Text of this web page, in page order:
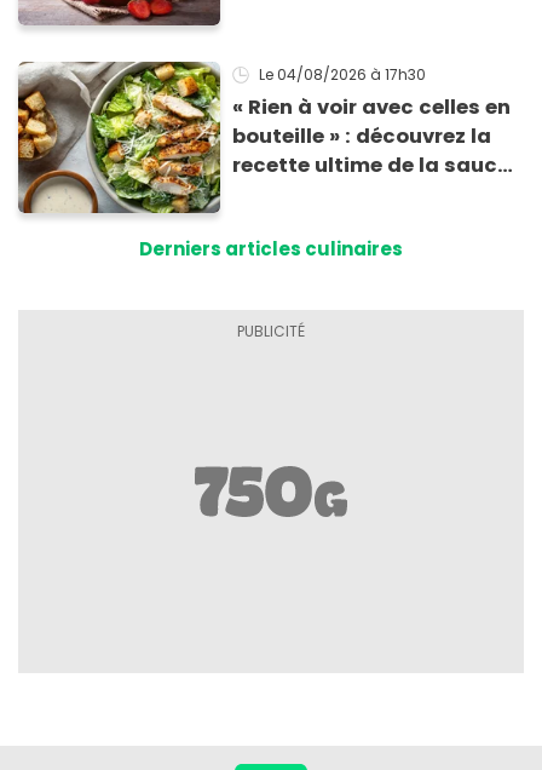
morceaux de verre
Le 04/08/2026 à 17h30
« Rien à voir avec celles en
bouteille » : découvrez la
recette ultime de la sauce
Derniers articles culinaires